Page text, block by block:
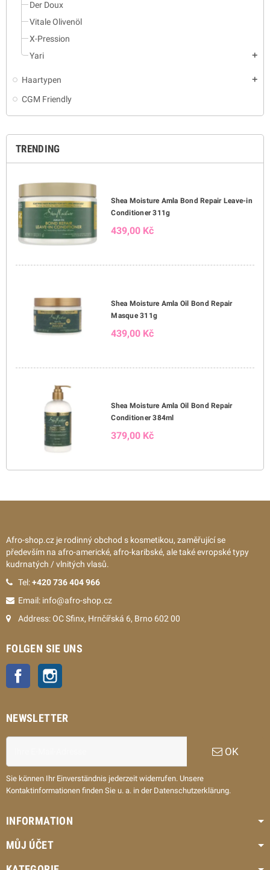
Der Doux
Vitale Olivenöl
X-Pression
Yari
add
Haartypen add
CGM Friendly
TRENDING
Shea Moisture Amla Bond Repair Leave-in
Conditioner 311g
439,00 Kč
Shea Moisture Amla Oil Bond Repair
Masque 311g
439,00 Kč
Shea Moisture Amla Oil Bond Repair
Conditioner 384ml
379,00 Kč
Afro-shop.cz je rodinný obchod s kosmetikou, zaměřující se
především na afro-americké, afro-karibské, ale také evropské typy
kudrnatých / vlnitých vlasů.
Tel:+420 736 404 966
Email: info@afro-shop.cz
Address: OC Sfinx, Hrnčířská 6, Brno 602 00
FOLGEN SIE UNS
Facebook
NEWSLETTER
OK
Sie können Ihr Einverständnis jederzeit widerrufen. Unsere
Kontaktinformationen finden Sie u. a. in der Datenschutzerklärung.
INFORMATION
MŮJ ÚČET